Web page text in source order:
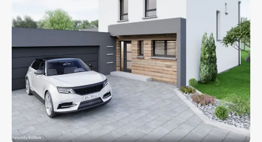
après la réception : naissance, mutation,
perte d’emploi, invalidité… Vous et votre
famille êtes protégés, quoi qu’il arrive.